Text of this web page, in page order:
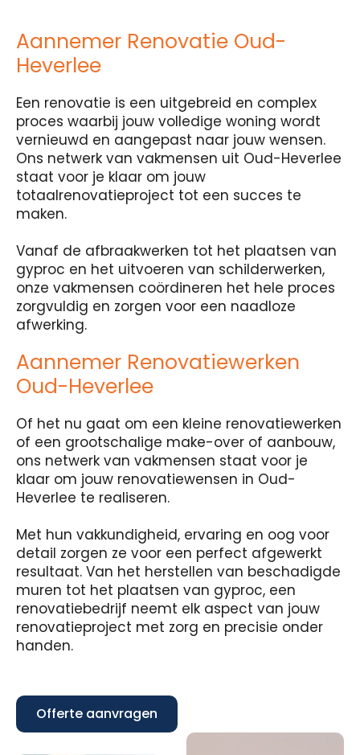
Aannemer Renovatie Oud-
Heverlee
Een renovatie is een uitgebreid en complex
proces waarbij jouw volledige woning wordt
vernieuwd en aangepast naar jouw wensen.
Ons netwerk van vakmensen uit Oud-Heverlee
staat voor je klaar om jouw
totaalrenovatieproject tot een succes te
maken.
Vanaf de afbraakwerken tot het plaatsen van
gyproc en het uitvoeren van schilderwerken,
onze vakmensen coördineren het hele proces
zorgvuldig en zorgen voor een naadloze
afwerking.
Aannemer Renovatiewerken
Oud-Heverlee
Of het nu gaat om een kleine renovatiewerken
of een grootschalige make-over of aanbouw,
ons netwerk van vakmensen staat voor je
klaar om jouw renovatiewensen in Oud-
Heverlee te realiseren.
Met hun vakkundigheid, ervaring en oog voor
detail zorgen ze voor een perfect afgewerkt
resultaat. Van het herstellen van beschadigde
muren tot het plaatsen van gyproc, een
renovatiebedrijf neemt elk aspect van jouw
renovatieproject met zorg en precisie onder
handen.
Offerte aanvragen